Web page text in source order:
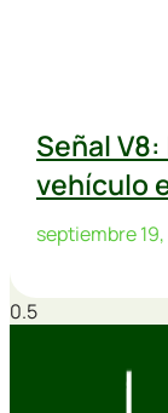
Señal
vehículo
septiembre